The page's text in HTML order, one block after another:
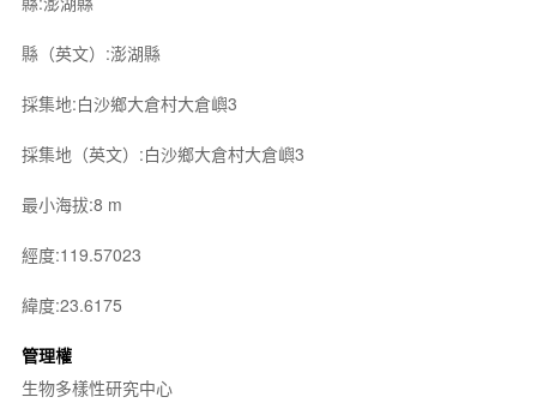
縣（英文）:澎湖縣
採集地:白沙鄉大倉村大倉嶼3
採集地（英文）:白沙鄉大倉村大倉嶼3
最小海拔:8 m
經度:119.57023
緯度:23.6175
管理權
生物多樣性研究中心